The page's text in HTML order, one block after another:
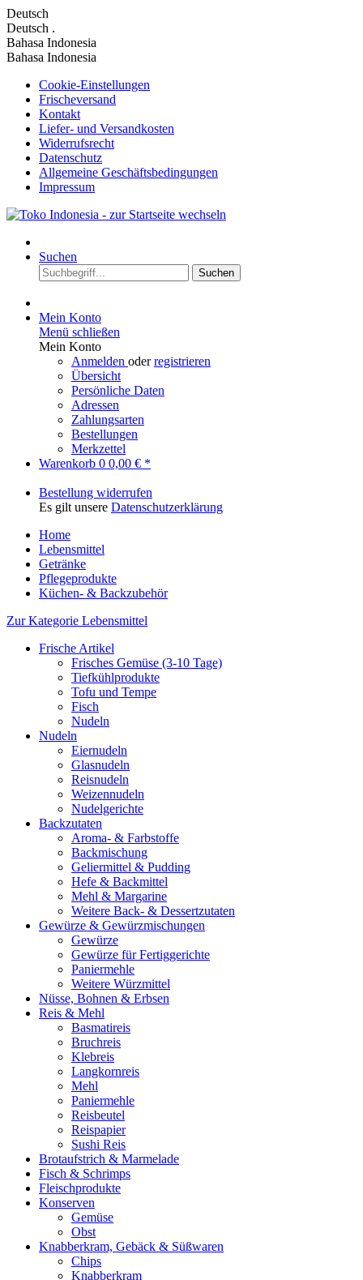
Deutsch
Deutsch .
Bahasa Indonesia
Bahasa Indonesia
Cookie-Einstellungen
Frischeversand
Kontakt
Liefer- und Versandkosten
Widerrufsrecht
Datenschutz
Allgemeine Geschäftsbedingungen
Impressum
Suchen
Suchen
Mein Konto
Menü schließen
Mein Konto
Anmelden oderregistrieren
Übersicht
Persönliche Daten
Adressen
Zahlungsarten
Bestellungen
Merkzettel
Warenkorb 0 0,00 € *
Bestellung widerrufen
Es gilt unsere Datenschutzerklärung
Home
Lebensmittel
Getränke
Pflegeprodukte
Küchen- & Backzubehör
Zur Kategorie Lebensmittel
Frische Artikel
Frisches Gemüse (3-10 Tage)
Tiefkühlprodukte
Tofu und Tempe
Fisch
Nudeln
Nudeln
Eiernudeln
Glasnudeln
Reisnudeln
Weizennudeln
Nudelgerichte
Backzutaten
Aroma- & Farbstoffe
Backmischung
Geliermittel & Pudding
Hefe & Backmittel
Mehl & Margarine
Weitere Back- & Dessertzutaten
Gewürze & Gewürzmischungen
Gewürze
Gewürze für Fertiggerichte
Paniermehle
Weitere Würzmittel
Nüsse, Bohnen & Erbsen
Reis & Mehl
Basmatireis
Bruchreis
Klebreis
Langkornreis
Mehl
Paniermehle
Reisbeutel
Reispapier
Sushi Reis
Brotaufstrich & Marmelade
Fisch & Schrimps
Fleischprodukte
Konserven
Gemüse
Obst
Knabberkram, Gebäck & Süßwaren
Chips
Knabberkram